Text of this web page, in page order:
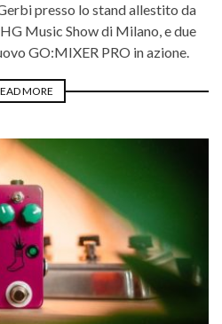
presso lo stand allestito da
Music Show di Milano, e due
GO:MIXER PRO in azione.
MORE